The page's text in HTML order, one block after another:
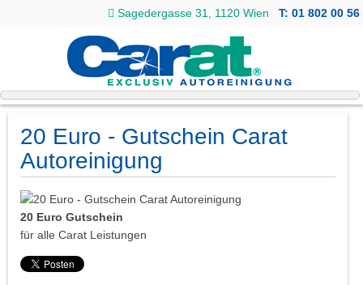
Sagedergasse 31, 1120 Wien T: 01 802 00 56
20 Euro - Gutschein Carat
Autoreinigung
20 Euro Gutschein
für alle Carat Leistungen